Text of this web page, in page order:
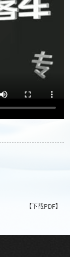
【下载PDF】